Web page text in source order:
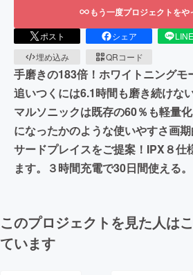
もう一度プロジェクトをや
ポスト シェア
埋め込み
QRコード
手磨きの183倍！ホワイトニングモ
追いつくには6.1時間も磨き続けな
マルソニックは既存の60％も軽量
になったかのような使いやすさ画
サードプレイスをご提案！IPX８仕
ます。３時間充電で30日間使える。
このプロジェクトを見た人は
ています